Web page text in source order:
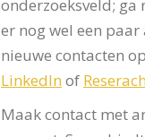
onderzoeksveld; ga
er nog wel een
nieuwe contacten
LinkedIn of
Maak contact met